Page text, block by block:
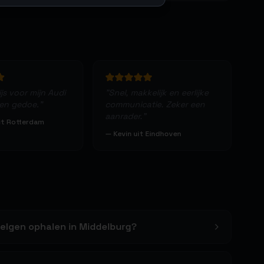
Rotterdam
— Kevin uit Eindhoven
ophalen in Middelburg?